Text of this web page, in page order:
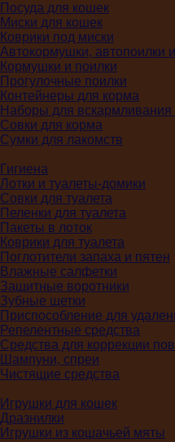
Посуда для кошек
Миски для кошек
Коврики под миски
Автокормушки, автопоилки
Кормушки и поилки
Прогулочные поилки
Контейнеры для корма
Наборы для вскармливания
Совки для корма
Сумки для лакомств
Гигиена
Лотки и туалеты-домики
Совки для туалета
Пеленки для туалета
Пакеты в лоток
Коврики для туалета
Поглотители запаха и пятен
Влажные салфетки
Защитные воротники
Зубные щетки
Приспособление для
Репелентные средства
Средства для коррекции
Шампуни, спреи
Чистящие средства
Игрушки для кошек
Дразнилки
Игрушки из кошачьей мяты